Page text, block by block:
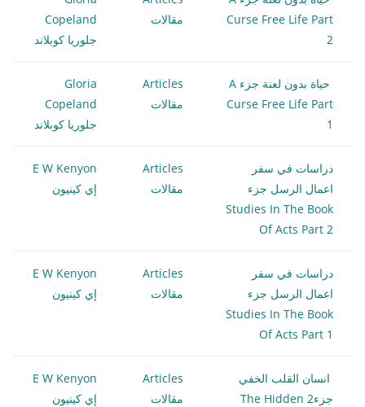
Curse Free Life Part
2
مقالات
Copeland
جلوريا كوبلاند
حياة بدون لعنة جزء A
Curse Free Life Part
1
Articles
مقالات
Gloria
Copeland
جلوريا كوبلاند
دراسات في سفر
اعمال الرسل جزء
Studies In The Book
Of Acts Part 2
Articles
مقالات
E W Kenyon
إي كينيون
دراسات في سفر
اعمال الرسل جزء
Studies In The Book
Of Acts Part 1
Articles
مقالات
E W Kenyon
إي كينيون
انسان القلب الخفي
جزء2 The Hidden
Articles
مقالات
E W Kenyon
إي كينيون